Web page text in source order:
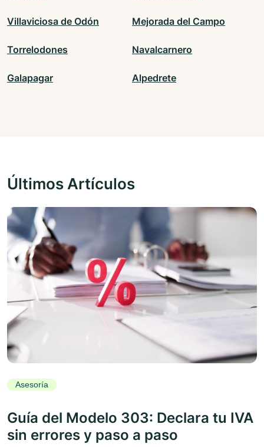
Villaviciosa de Odón Mejorada del Campo
Torrelodones Navalcarnero
Galapagar Alpedrete
Últimos Artículos
Asesoría
Guía del Modelo 303: Declara tu IVA
sin errores y paso a paso